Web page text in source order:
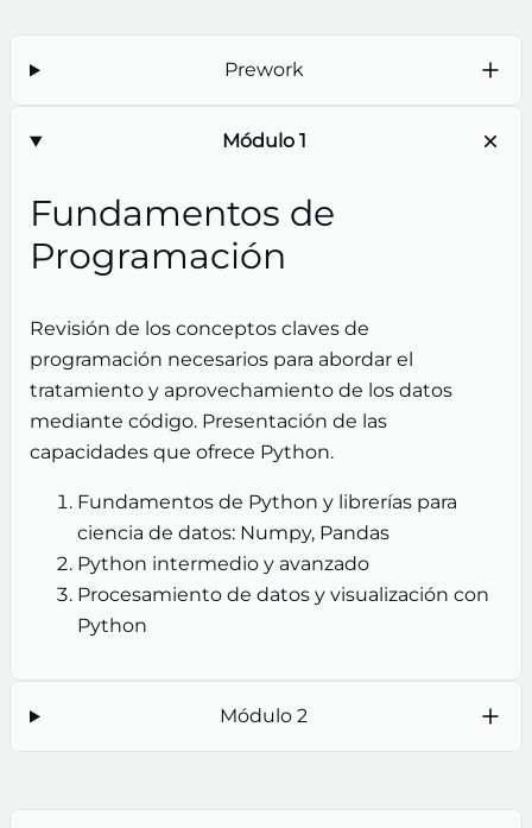
Prework
Módulo 1
Fundamentos de
Programación
Revisión de los conceptos claves de
programación necesarios para abordar el
tratamiento y aprovechamiento de los datos
mediante código. Presentación de las
capacidades que ofrece Python.
Fundamentos de Python y librerías para
ciencia de datos: Numpy, Pandas
Python intermedio y avanzado
Procesamiento de datos y visualización con
Python
Módulo 2